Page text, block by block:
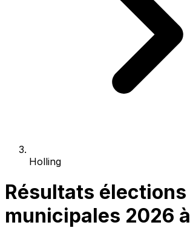
Holling
Résultats élections
municipales 2026 à